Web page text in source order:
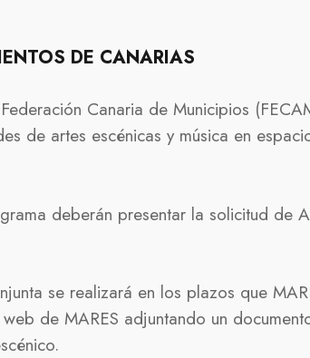
DE CANARIAS
Canaria de Municipios
de artes escénicas y música en
deberán presentar la solicitud
se realizará en los plazos que
de MARES adjuntando un